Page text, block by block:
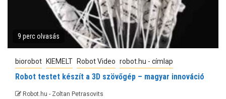
9 perc olvasás
biorobot KIEMELT Robot Video robot.hu - címlap
Robot testet készít a 3D szövőgép – magyar innováció
Robot.hu - Zoltan Petrasovits